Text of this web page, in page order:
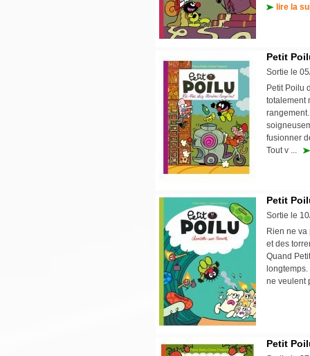
lire la
Petit
Sortie le
Petit Poilu
totalement
fusionner
Tout v ...
Petit
Sortie le
Rien ne
et des
Quand
ne veulent
Petit